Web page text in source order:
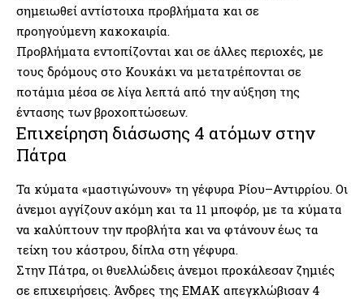
σημειωθεί αντίστοιχα προβλήματα και σε
προηγούμενη κακοκαιρία.
Προβλήματα εντοπίζονται και σε άλλες περιοχές, με
τους δρόμους στο Κουκάκι να μετατρέπονται σε
ποτάμια μέσα σε λίγα λεπτά από την αύξηση της
έντασης των βροχοπτώσεων.
Επιχείρηση διάσωσης 4 ατόμων στην
Πάτρα
Τα κύματα «μαστιγώνουν» τη γέφυρα Ρίου–Αντιρρίου. Οι
άνεμοι αγγίζουν ακόμη και τα 11 μποφόρ, με τα κύματα
να καλύπτουν την προβλήτα και να φτάνουν έως τα
τείχη του κάστρου, δίπλα στη γέφυρα.
Στην Πάτρα, οι θυελλώδεις άνεμοι προκάλεσαν ζημιές
σε επιχειρήσεις. Άνδρες της ΕΜΑΚ απεγκλώβισαν 4